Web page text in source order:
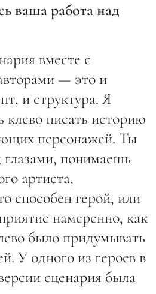
ваша работа над
вместе с
— это и
и структура. Я
клево писать историю
персонажей. Ты
понимаешь
артиста,
способен герой, или
намеренно, как
было придумывать
У одного из героев в
сценария была